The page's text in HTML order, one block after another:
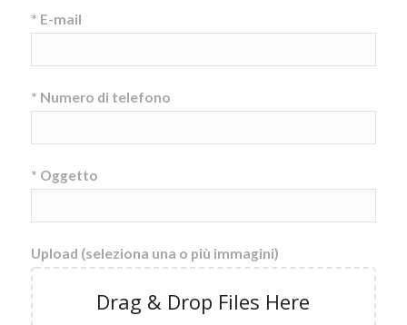
* E-mail
* Numero di telefono
* Oggetto
Upload (seleziona una o più immagini)
Drag & Drop Files Here